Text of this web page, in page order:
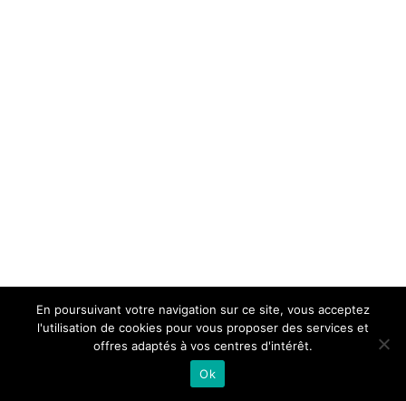
En poursuivant votre navigation sur ce site, vous acceptez
l'utilisation de cookies pour vous proposer des services et
offres adaptés à vos centres d'intérêt.
Ok